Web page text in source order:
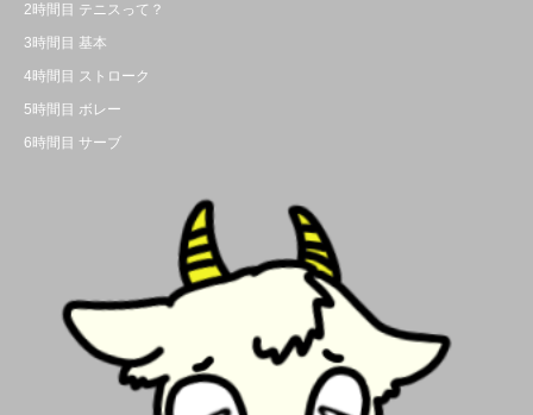
2時間目 テニスって？
3時間目 基本
4時間目 ストローク
5時間目 ボレー
6時間目 サーブ